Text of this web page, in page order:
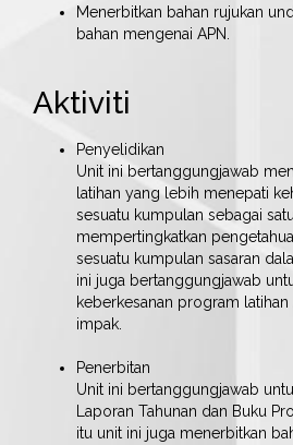
Menerbitkan bahan rujukan
bahan mengenai APN.
Aktiviti
Penyelidikan
Unit ini bertanggungjawab
latihan yang lebih menepati
sesuatu kumpulan sebagai
mempertingkatkan
sesuatu kumpulan sasaran
ini juga bertanggungjawab
keberkesanan program
impak.
Penerbitan
Unit ini bertanggungjawab
Laporan Tahunan dan Buku
itu unit ini juga menerbitkan